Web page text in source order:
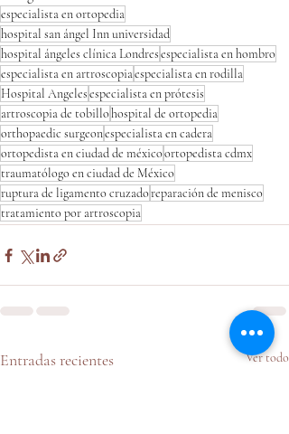
especialista en ortopedia
hospital san ángel Inn universidad
hospital ángeles clínica Londresespecialista en hombro
especialista en artroscopiaespecialista en rodilla
Hospital Angelesespecialista en prótesis
artroscopia de tobillohospital de ortopedia
orthopaedic surgeonespecialista en cadera
ortopedista en ciudad de méxicoortopedista cdmx
traumatólogo en ciudad de México
ruptura de ligamento cruzadoreparación de menisco
tratamiento por artroscopia
Entradas recientes Ver todo